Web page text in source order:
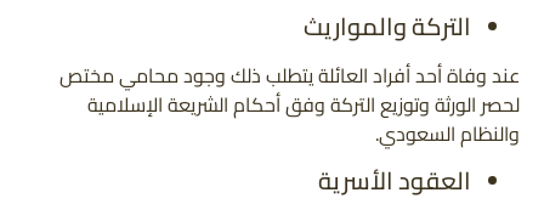
التركة والمواريث
عند وفاة أحد أفراد العائلة يتطلب ذلك وجود محامي مختص
لحصر الورثة وتوزيع التركة وفق أحكام الشريعة الإسلامية
والنظام السعودي.
العقود الأسرية